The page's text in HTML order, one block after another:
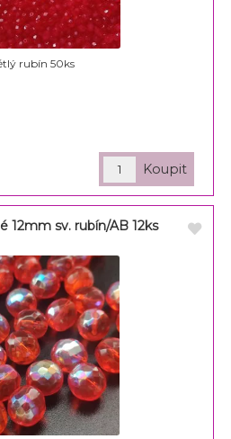
rubín 50ks
12mm sv. rubín/AB 12ks